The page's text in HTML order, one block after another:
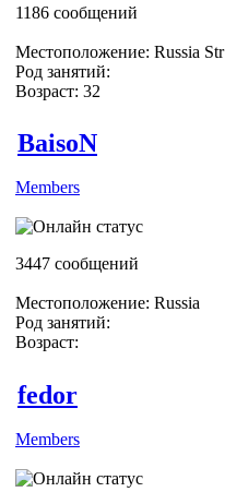
1186 сообщений
Местоположение: Russia Str
Род занятий:
Возраст: 32
BaisoN
Members
3447 сообщений
Местоположение: Russia
Род занятий:
Возраст:
fedor
Members